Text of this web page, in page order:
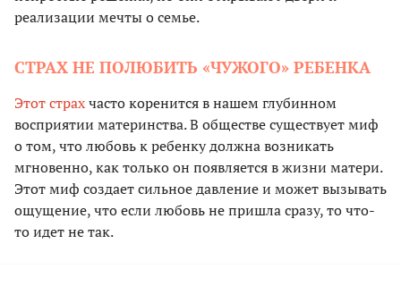
реализации мечты о семье.
СТРАХ НЕ ПОЛЮБИТЬ «ЧУЖОГО» РЕБЕНКА
Этот страхчасто коренится в нашем глубинном
восприятии материнства. В обществе существует миф
о том, что любовь к ребенку должна возникать
мгновенно, как только он появляется в жизни матери.
Этот миф создает сильное давление и может вызывать
ощущение, что если любовь не пришла сразу, то что-
то идет не так.